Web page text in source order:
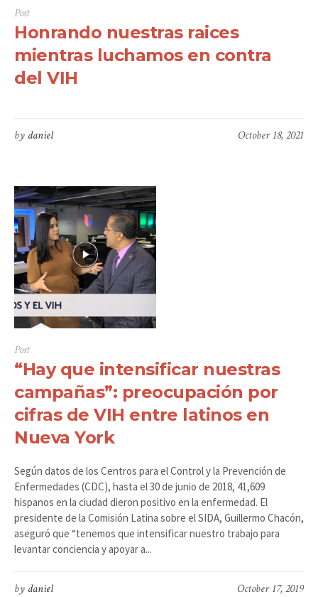
Post
Honrando nuestras raices
mientras luchamos en contra
del VIH
October 18, 2021
by daniel
Post
“Hay que intensificar nuestras
campañas”: preocupación por
cifras de VIH entre latinos en
Nueva York
Según datos de los Centros para el Control y la Prevención de
Enfermedades (CDC), hasta el 30 de junio de 2018, 41,609
hispanos en la ciudad dieron positivo en la enfermedad. El
presidente de la Comisión Latina sobre el SIDA, Guillermo Chacón,
aseguró que “tenemos que intensificar nuestro trabajo para
levantar conciencia y apoyar a...
October 17, 2019
by daniel